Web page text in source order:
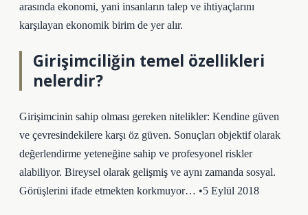
arasında ekonomi, yani insanların talep ve ihtiyaçlarını
karşılayan ekonomik birim de yer alır.
Girişimciliğin temel özellikleri
nelerdir?
Girişimcinin sahip olması gereken nitelikler: Kendine güven
ve çevresindekilere karşı öz güven. Sonuçları objektif olarak
değerlendirme yeteneğine sahip ve profesyonel riskler
alabiliyor. Bireysel olarak gelişmiş ve aynı zamanda sosyal.
Görüşlerini ifade etmekten korkmuyor… •5 Eylül 2018